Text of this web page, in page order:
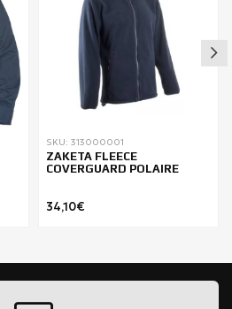
SKU: 313000001
ΖΑΚΕΤΑ FLEECE
COVERGUARD POLAIRE
34,10€